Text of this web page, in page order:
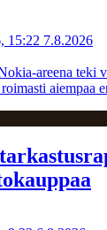
15:22 7.8.2026
areena teki
aiempaa